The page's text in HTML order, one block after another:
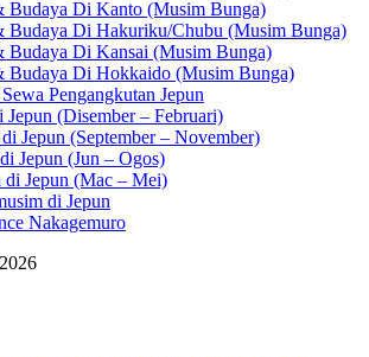
Budaya Di Kanto (Musim Bunga)
Budaya Di Hakuriku/Chubu (Musim Bunga)
Budaya Di Kansai (Musim Bunga)
Budaya Di Hokkaido (Musim Bunga)
Pengangkutan Jepun
(Disember – Februari)
Jepun (September – November)
Jepun (Jun – Ogos)
Jepun (Mac – Mei)
di Jepun
Nakagemuro